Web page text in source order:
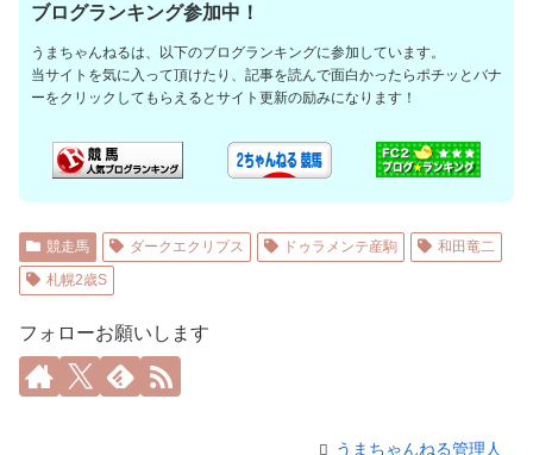
ブログランキング参加中！
うまちゃんねるは、以下のブログランキングに参加しています。
当サイトを気に入って頂けたり、記事を読んで面白かったらポチッとバナ
ーをクリックしてもらえるとサイト更新の励みになります！
競走馬 ダークエクリプス ドゥラメンテ産駒
和田竜二
札幌2歳S
フォローお願いします
うまちゃんねる管理人